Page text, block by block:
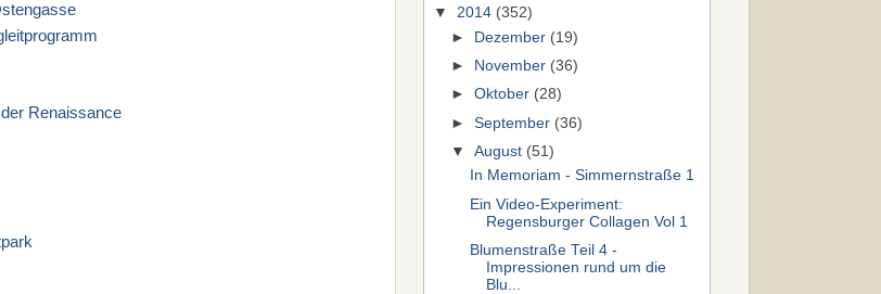
Renaissance
▼ 2014 (352)
►
Dezember (19)
►
November (36)
►Oktober (28)
►September (36)
▼August (51)
In Memoriam - Simmernstraße 1
Ein Video-Experiment:
Regensburger Collagen Vol 1
Blumenstraße Teil 4 -
Impressionen rund um die
Blu...